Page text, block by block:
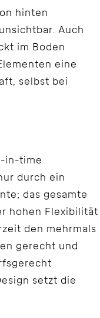
hinten
Auch
im Boden
eine
selbst bei
in-time
durch ein
das gesamte
hohen Flexibilität
den mehrmals
gerecht und
setzt die